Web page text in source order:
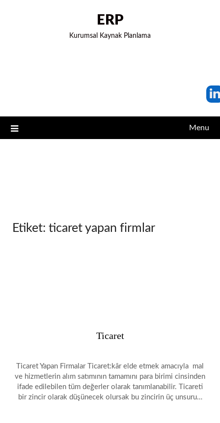
ERP
Kurumsal Kaynak Planlama
Menu
Etiket: ticaret yapan firmlar
Ticaret
Ticaret Yapan Firmalar Ticaret:kâr elde etmek amacıyla mal
ve hizmetlerin alım satımının tamamını para birimi cinsinden
ifade edilebilen tüm değerler olarak tanımlanabilir. Ticareti
bir zincir olarak düşünecek olursak bu zincirin üç unsuru…